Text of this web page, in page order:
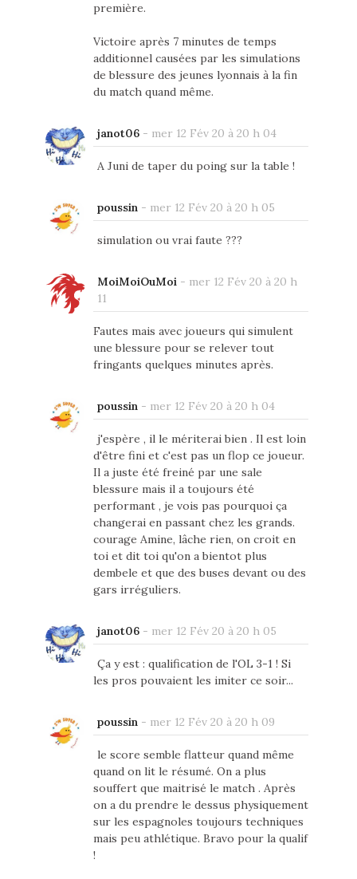
première.
Victoire après 7 minutes de temps
additionnel causées par les simulations
de blessure des jeunes lyonnais à la fin
du match quand même.
janot06- mer 12 Fév 20 à 20 h 04
A Juni de taper du poing sur la table !
poussin- mer 12 Fév 20 à 20 h 05
simulation ou vrai faute ???
MoiMoiOuMoi- mer 12 Fév 20 à 20 h
11
Fautes mais avec joueurs qui simulent
une blessure pour se relever tout
fringants quelques minutes après.
poussin- mer 12 Fév 20 à 20 h 04
j'espère , il le mériterai bien . Il est loin
d'être fini et c'est pas un flop ce joueur.
Il a juste été freiné par une sale
blessure mais il a toujours été
performant , je vois pas pourquoi ça
changerai en passant chez les grands.
courage Amine, lâche rien, on croit en
toi et dit toi qu'on a bientot plus
dembele et que des buses devant ou des
gars irréguliers.
janot06- mer 12 Fév 20 à 20 h 05
Ça y est : qualification de l'OL 3-1 ! Si
les pros pouvaient les imiter ce soir...
poussin- mer 12 Fév 20 à 20 h 09
le score semble flatteur quand même
quand on lit le résumé. On a plus
souffert que maitrisé le match . Après
on a du prendre le dessus physiquement
sur les espagnoles toujours techniques
mais peu athlétique. Bravo pour la qualif
!